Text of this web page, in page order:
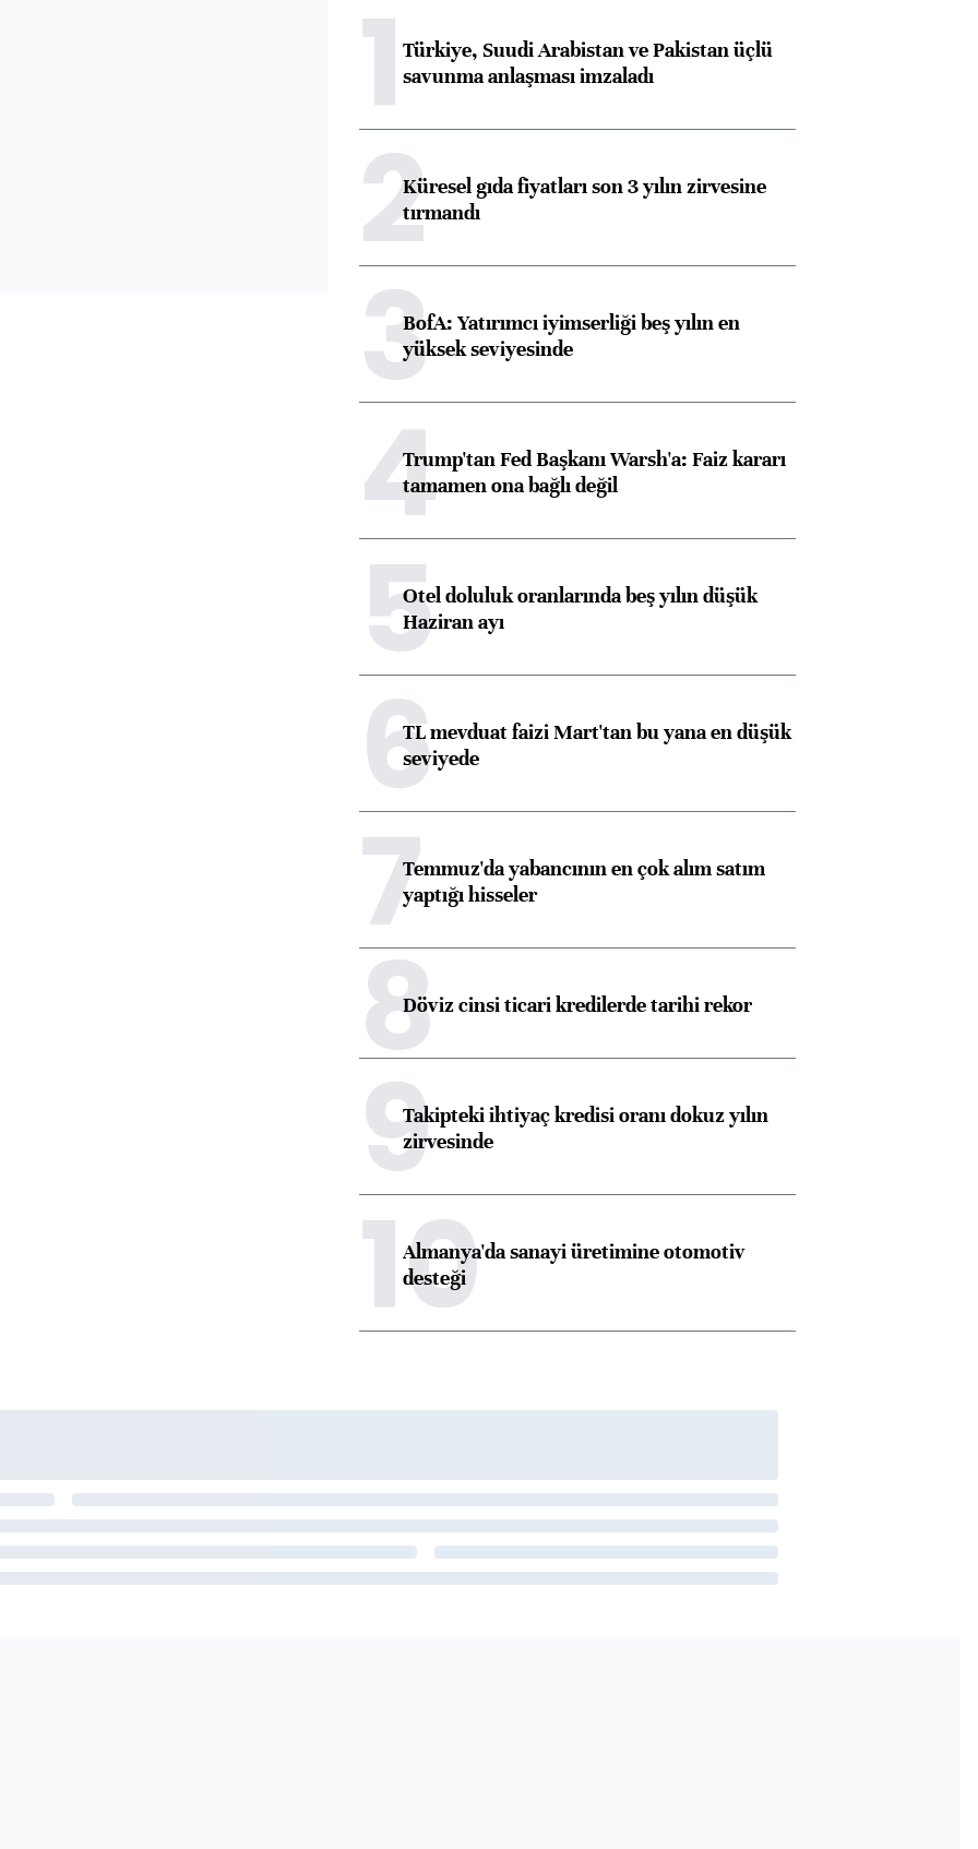
1Türkiye, Suudi Arabistan ve Pakistan üçlü
savunma anlaşması imzaladı
2Küresel gıda fiyatları son 3 yılın zirvesine
tırmandı
3BofA: Yatırımcı iyimserliği beş yılın en
yüksek seviyesinde
4Trump'tan Fed Başkanı Warsh'a: Faiz kararı
tamamen ona bağlı değil
5Otel doluluk oranlarında beş yılın düşük
Haziran ayı
6TL mevduat faizi Mart'tan bu yana en düşük
seviyede
7Temmuz'da yabancının en çok alım satım
yaptığı hisseler
8Döviz cinsi ticari kredilerde tarihi rekor
9Takipteki ihtiyaç kredisi oranı dokuz yılın
zirvesinde
10
Almanya'da sanayi üretimine otomotiv
desteği